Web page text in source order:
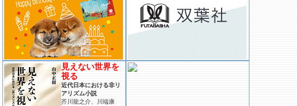
見えない世界を
視る
近代日本における非リ
アリズム小説
芥川龍之介、川端康